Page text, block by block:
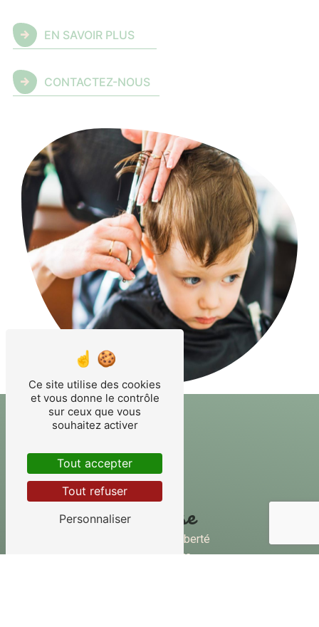
EN SAVOIR PLUS
CONTACTEZ-NOUS
Adresse
40 Rue de la Liberté
45250 Briare
Ce site utilise des cookies
et vous donne le contrôle
sur ceux que vous
souhaitez activer
Tout accepter
Tout refuser
Personnaliser